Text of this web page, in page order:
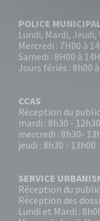
POLICE
Lundi, Mardi, Jeudi,
Mercredi : 7H00 à
Samedi : 8H00 à
Jours fériés : 8h00
CCAS
Réception du
mardi : 8h30 -
mercredi : 8h30-
jeudi : 8h30 - 13h00
SERVICE
Réception du
Réception des
Lundi et Mardi :